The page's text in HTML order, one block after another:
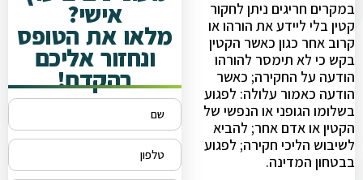
במקרים חריגים ניתן לחקור
קטין בלי ליידע את הורהו או
קרוב אחר כגון כאשר הקטין
בקש כי לא תימסר להורהו
הודעה על החקירה; כאשר
הודעה כאמור עלולה: לפגוע
בשלומו הגופני או הנפשי של
הקטין או אדם אחר; להביא
לשיבוש הליכי חקירה; לפגוע
בבטחון המדינה.
אישי?
מלאו את הטופס
ונחזור אליכם
בהקדם!